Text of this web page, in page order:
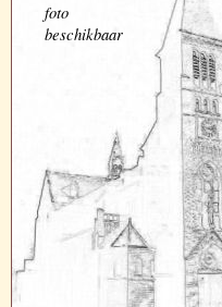
foto
beschikbaar